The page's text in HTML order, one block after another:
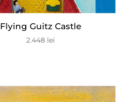
Flying Guitz Castle
2.448 lei